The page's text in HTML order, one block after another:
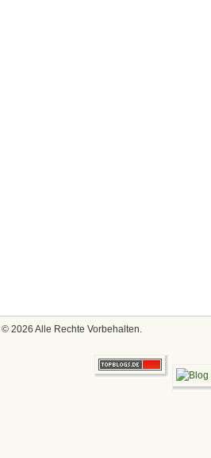
© 2026 Alle Rechte Vorbehalten.